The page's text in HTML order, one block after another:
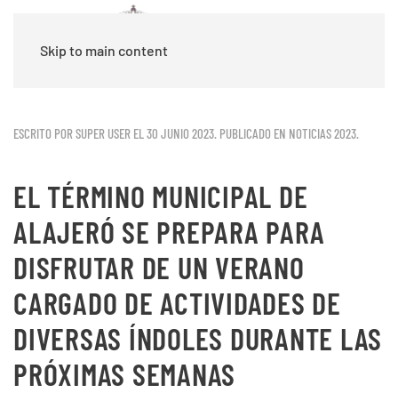
Skip to main content
ESCRITO POR SUPER USER EL30 JUNIO 2023. PUBLICADO EN NOTICIAS 2023.
EL TÉRMINO MUNICIPAL DE
ALAJERÓ SE PREPARA PARA
DISFRUTAR DE UN VERANO
CARGADO DE ACTIVIDADES DE
DIVERSAS ÍNDOLES DURANTE LAS
PRÓXIMAS SEMANAS